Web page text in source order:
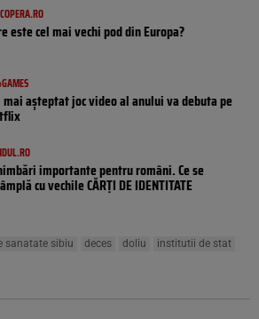
este cel mai vechi pod din Europa?
mai așteptat joc video al anului va debuta pe
importante pentru români. Ce se
cu vechile CĂRȚI DE IDENTITATE
sanatate sibiu deces doliu
institutii de stat